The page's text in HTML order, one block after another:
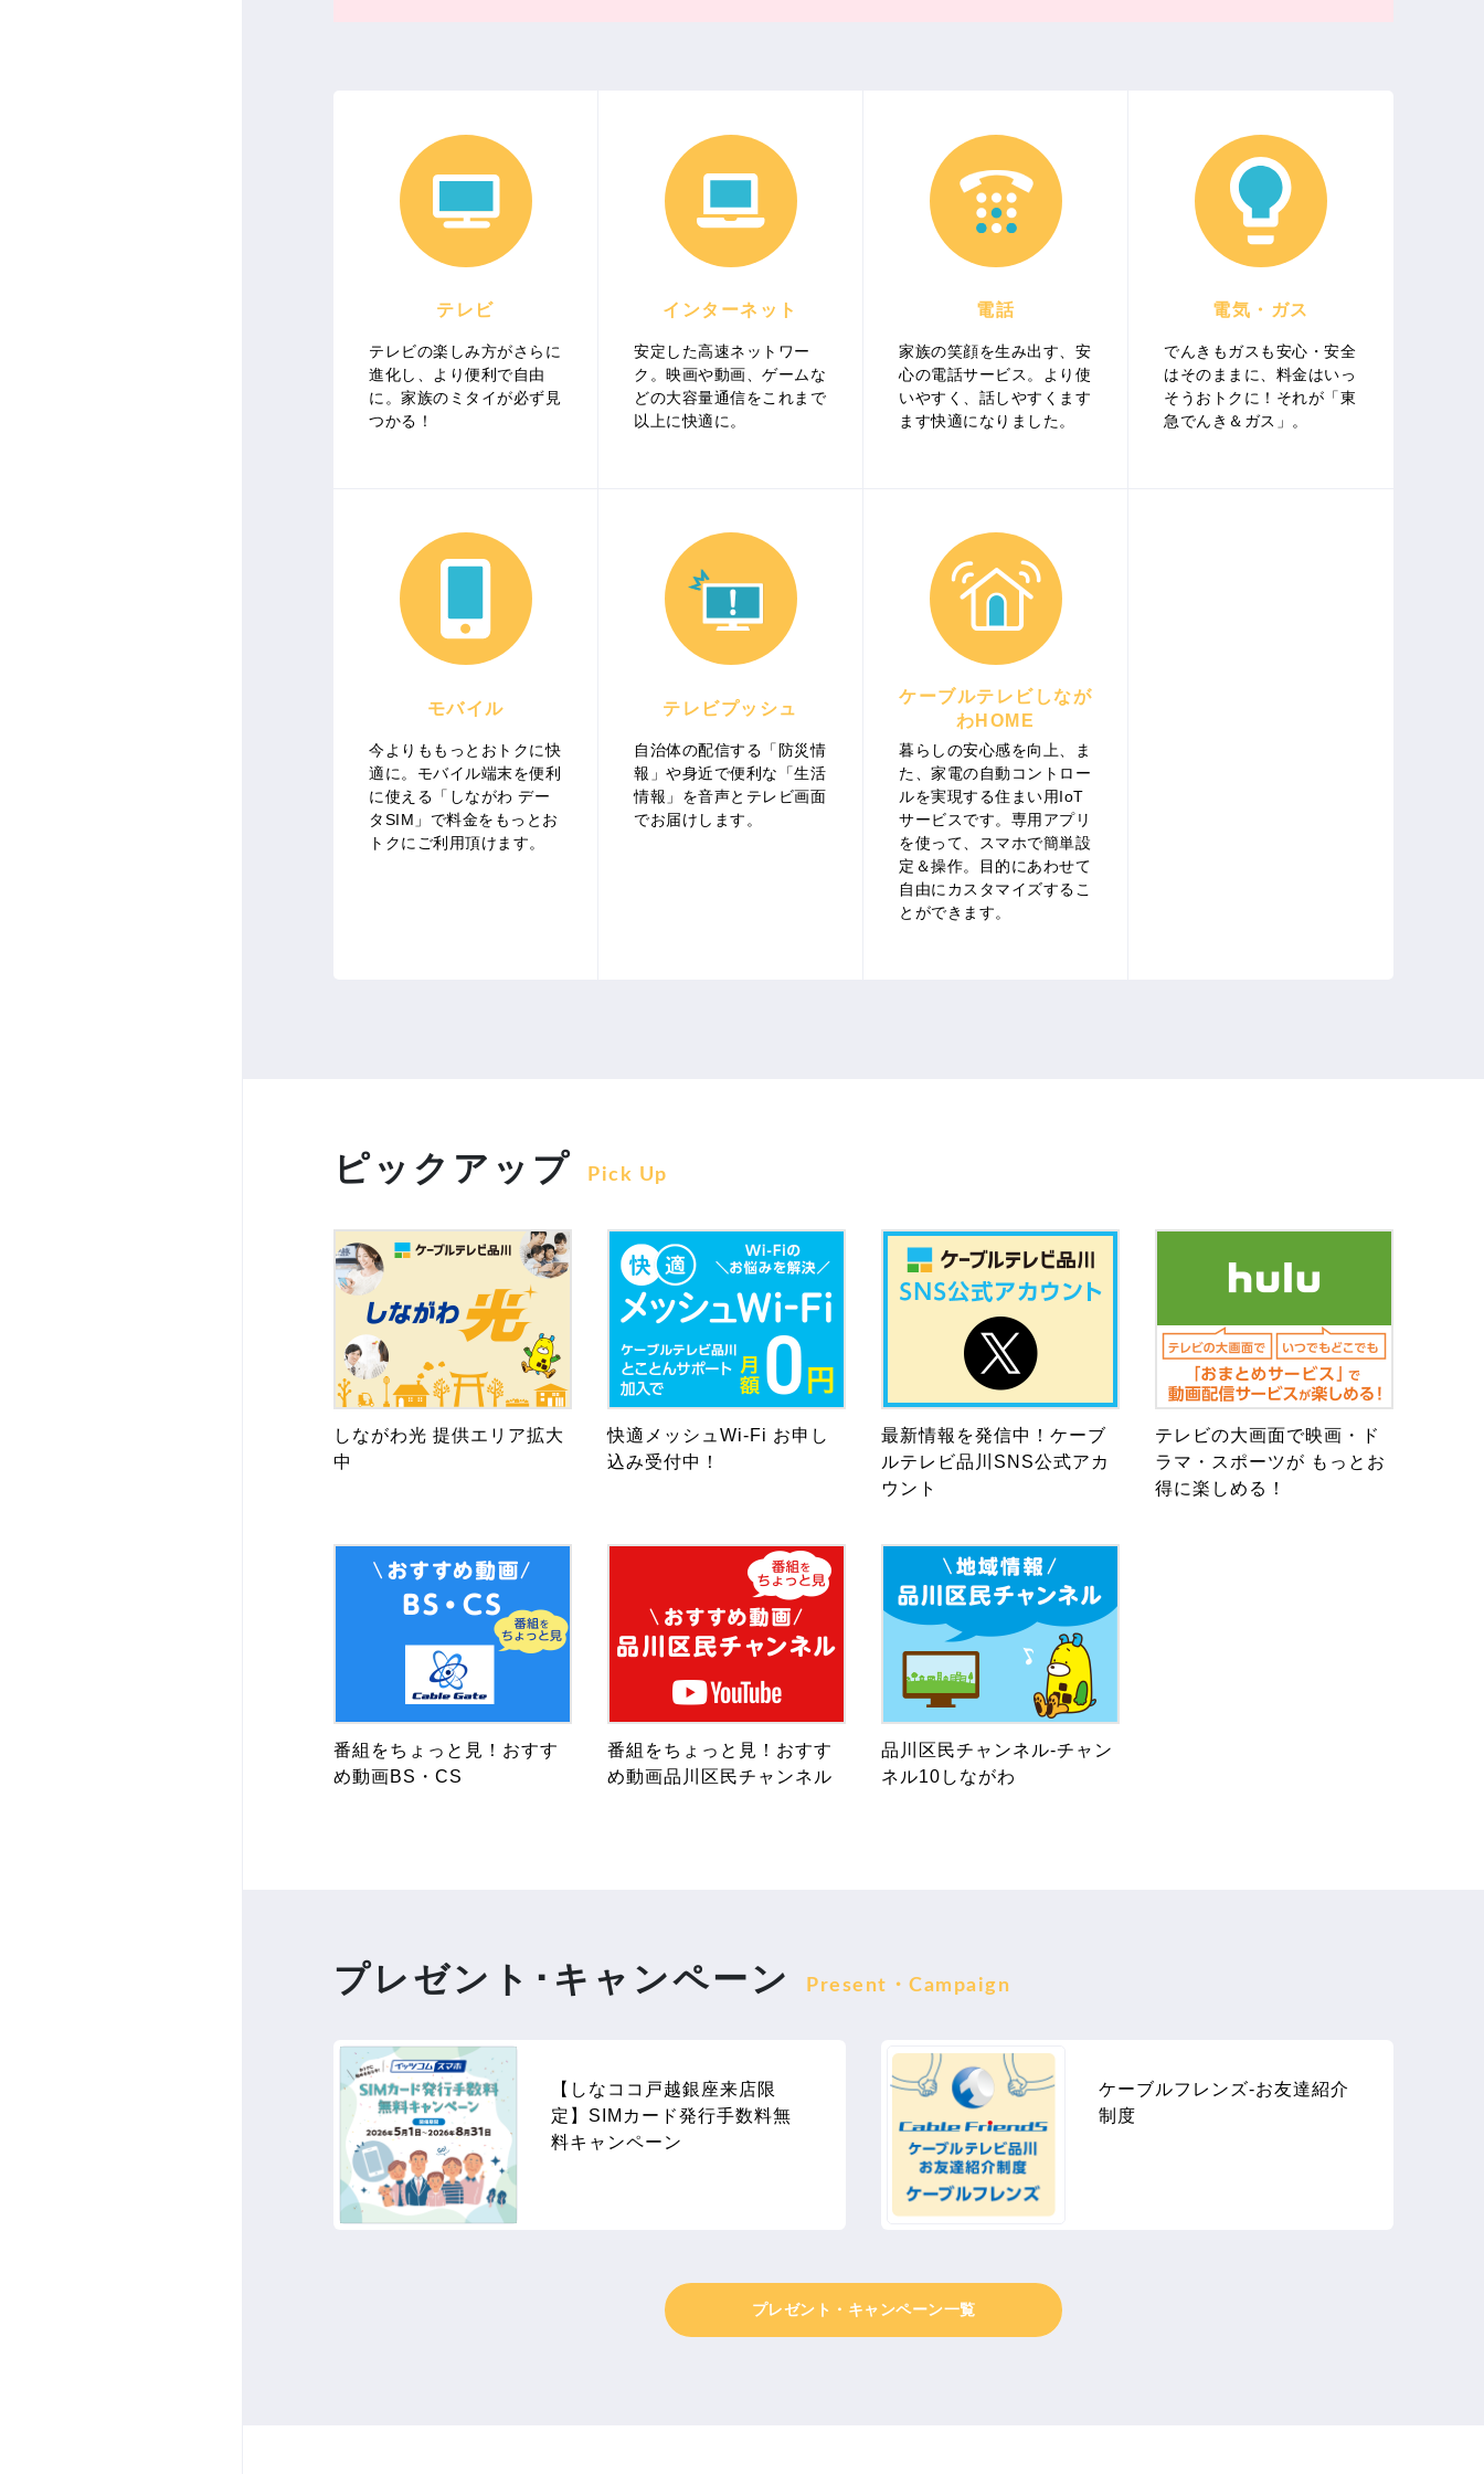
テレビ
テレビの楽しみ方がさらに
進化し、より便利で自由
に。家族のミタイが必ず見
つかる！
インターネット
安定した高速ネットワー
ク。映画や動画、ゲームな
どの大容量通信をこれまで
以上に快適に。
電話
家族の笑顔を生み出す、安
心の電話サービス。より使
いやすく、話しやすくます
ます快適になりました。
電気・ガス
でんきもガスも安心・安全
はそのままに、料金はいっ
そうおトクに！それが「東
急でんき＆ガス」。
モバイル
今よりももっとおトクに快
適に。モバイル端末を便利
に使える「しながわ デー
タSIM」で料金をもっとお
トクにご利用頂けます。
テレビプッシュ
自治体の配信する「防災情
報」や身近で便利な「生活
情報」を音声とテレビ画面
でお届けします。
ケーブルテレビしなが
わHOME
暮らしの安心感を向上、ま
た、家電の自動コントロー
ルを実現する住まい用IoT
サービスです。専用アプリ
を使って、スマホで簡単設
定＆操作。目的にあわせて
自由にカスタマイズするこ
とができます。
ピックアップ Pick Up
しながわ光 提供エリア拡大
中
快適メッシュWi-Fi お申し
込み受付中！
最新情報を発信中！ケーブ
ルテレビ品川SNS公式アカ
ウント
テレビの大画面で映画・ド
ラマ・スポーツが もっとお
得に楽しめる！
番組をちょっと見！おすす
め動画BS・CS
番組をちょっと見！おすす
め動画品川区民チャンネル
品川区民チャンネル-チャン
ネル10しながわ
プレゼント･キャンペーン Present・Campaign
【しなココ戸越銀座来店限
定】SIMカード発行手数料無
料キャンペーン
ケーブルフレンズ-お友達紹介
制度
プレゼント・キャンペーン一覧